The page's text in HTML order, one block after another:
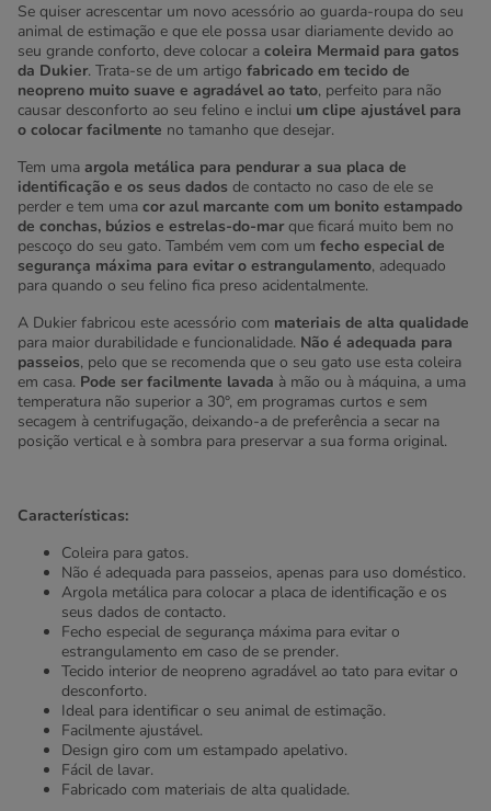
Se quiser acrescentar um novo acessório ao guarda-roupa do seu
animal de estimação e que ele possa usar diariamente devido ao
seu grande conforto, deve colocar a coleira Mermaid para gatos
da Dukier. Trata-se de um artigo fabricado em tecido de
neopreno muito suave e agradável ao tato, perfeito para não
causar desconforto ao seu felino e inclui um clipe ajustável para
o colocar facilmente no tamanho que desejar.
Tem uma argola metálica para pendurar a sua placa de
identificação e os seus dados de contacto no caso de ele se
perder e tem uma cor azul marcante com um bonito estampado
de conchas, búzios e estrelas-do-marque ficará muito bem no
pescoço do seu gato. Também vem com um fecho especial de
segurança máxima para evitar o estrangulamento, adequado
para quando o seu felino fica preso acidentalmente.
A Dukier fabricou este acessório com materiais de alta qualidade
para maior durabilidade e funcionalidade. Não é adequada para
passeios, pelo que se recomenda que o seu gato use esta coleira
em casa. Pode ser facilmente lavada à mão ou à máquina, a uma
temperatura não superior a 30°, em programas curtos e sem
secagem à centrifugação, deixando-a de preferência a secar na
posição vertical e à sombra para preservar a sua forma original.
Características:
Coleira para gatos.
Não é adequada para passeios, apenas para uso doméstico.
Argola metálica para colocar a placa de identificação e os
seus dados de contacto.
Fecho especial de segurança máxima para evitar o
estrangulamento em caso de se prender.
Tecido interior de neopreno agradável ao tato para evitar o
desconforto.
Ideal para identificar o seu animal de estimação.
Facilmente ajustável.
Design giro com um estampado apelativo.
Fácil de lavar.
Fabricado com materiais de alta qualidade.